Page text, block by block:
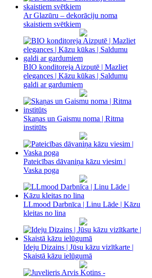
Ar Glazūru – dekorāciju noma
skaistiem svētkiem
BIO konditoreja Aizputē | Mazliet
elegances | Kāzu kūkas | Saldumu
galdi ar gardumiem
Skaņas un Gaismu noma‎ | Ritma
institūts
Pateicības dāvaniņa kāzu viesim |
Vaska poga
LLmood Darbnīca | Linu Lāde | Kāzu
kleitas no lina
Ideju Dizains | Jūsu kāzu vizītkarte |
Skaistā kāzu ielūgumā